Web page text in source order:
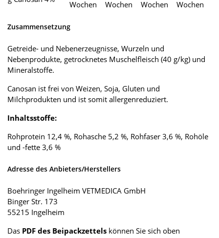
Wochen
Wochen
Wochen
Wochen
Zusammensetzung
Getreide- und Nebenerzeugnisse, Wurzeln und
Nebenprodukte, getrocknetes Muschelfleisch (40 g/kg) und
Mineralstoffe.
Canosan ist frei von Weizen, Soja, Gluten und
Milchprodukten und ist somit allergenreduziert.
Inhaltsstoffe:
Rohprotein 12,4 %, Rohasche 5,2 %, Rohfaser 3,6 %, Rohöle
und -fette 3,6 %
Adresse des Anbieters/Herstellers
Boehringer Ingelheim VETMEDICA GmbH
Binger Str. 173
55215 Ingelheim
Das PDF des Beipackzettels können Sie sich oben